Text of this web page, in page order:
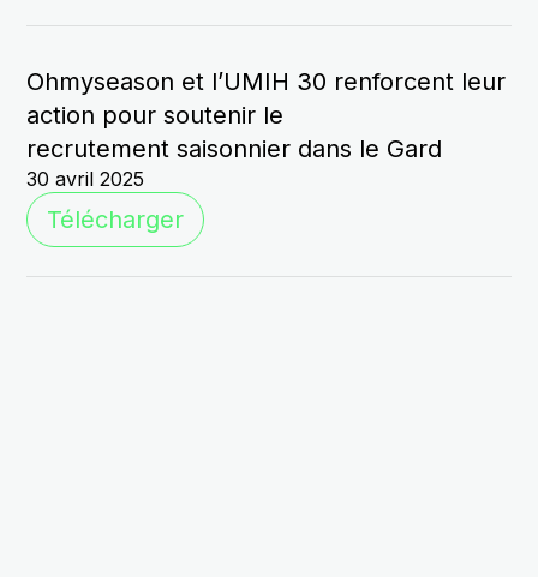
Ohmyseason et l’UMIH 30 renforcent leur
action pour soutenir le
recrutement saisonnier dans le Gard
30 avril 2025
Télécharger